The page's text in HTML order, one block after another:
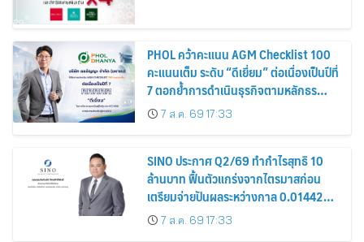
PHOL คว้าคะแนน AGM Checklist 100
คะแนนเต็ม ระดับ “ดีเยี่ยม” ต่อเนื่องเป็นปีที่
7 ตอกย้ำการดำเนินธุรกิจตามหลักธร
รมาภิบาล โปร่งใส สร้างความเชื่อมั่นผู้ถือ
หุ้น
7 ส.ค. 69 17:33
SINO ประกาศ Q2/69 ทำกำไรสุทธิ 10
ล้านบาท ฟื้นตัวแกร่งจากไตรมาสก่อน
เตรียมจ่ายปันผลระหว่างกาล 0.014423
บาทต่อหุ้น ครึ่งปีหลังมุ่งเติบโตต่อเนื่อง
7 ส.ค. 69 17:33